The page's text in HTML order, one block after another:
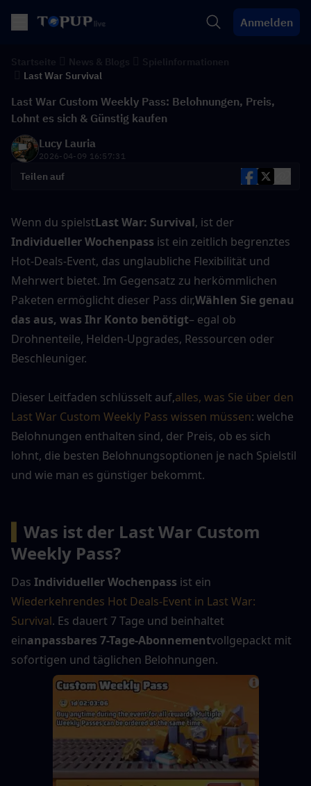
Anmelden
Last War Survival
Last War Custom Weekly Pass: Belohnungen, Preis,
Lohnt es sich & Günstig kaufen
Lucy Lauria
2026-04-09 16:57:31
Teilen auf
Wenn du spielstLast War: Survival
Individueller Wochenpass ist ein zeitlich begrenztes
Hot-Deals-Event, das unglaubliche Flexibilität und
Mehrwert bietet. Im Gegensatz zu herkömmlichen
Paketen ermöglicht dieser Pass dir,Wählen Sie genau
das aus, was Ihr Konto benötigt– egal ob
Drohnenteile, Helden-Upgrades, Ressourcen oder
Beschleuniger.
Dieser Leitfaden schlüsselt auf,alles, was Sie über den
Last War Custom Weekly Pass wissen müssen: welche
Belohnungen enthalten sind, der Preis, ob es sich
lohnt, die besten Belohnungsoptionen je nach Spielstil
und wie man es günstiger bekommt.
Was ist der Last War Custom
Weekly Pass?
Das Individueller Wochenpass
Wiederkehrendes Hot Deals-Event in Last War:
Survival. Es dauert 7 Tage und beinhaltet
einanpassbares 7-Tage-Abonnementvollgepackt mit
sofortigen und täglichen Belohnungen.